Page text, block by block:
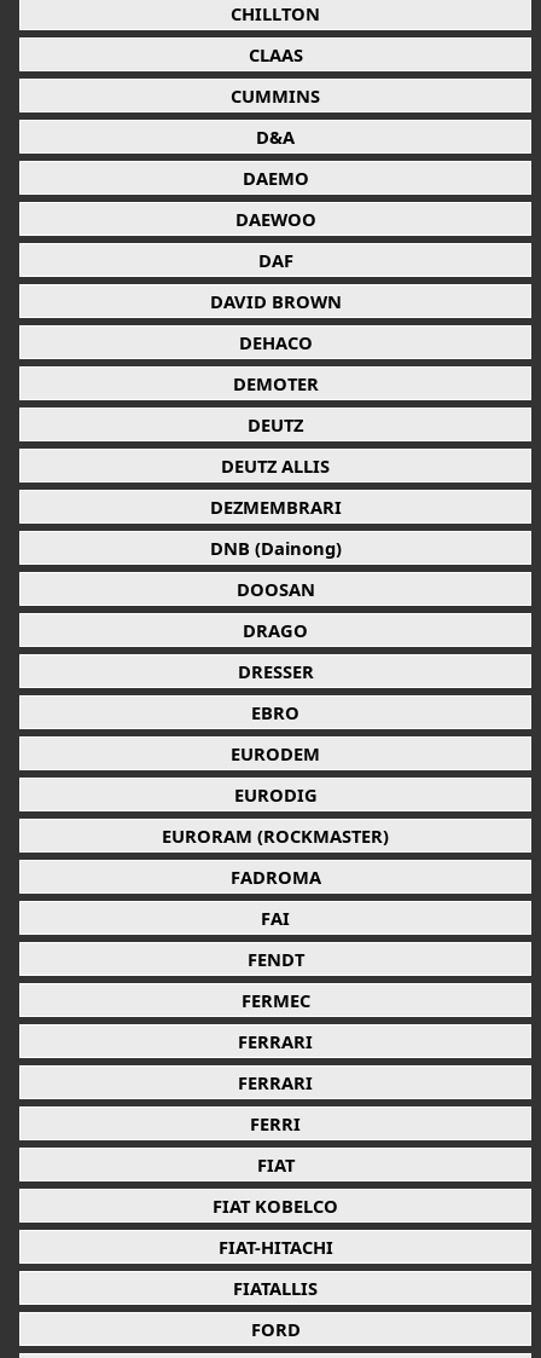
CHILLTON
CLAAS
CUMMINS
D&A
DAEMO
DAEWOO
DAF
DAVID BROWN
DEHACO
DEMOTER
DEUTZ
DEUTZ ALLIS
DEZMEMBRARI
DNB (Dainong)
DOOSAN
DRAGO
DRESSER
EBRO
EURODEM
EURODIG
EURORAM (ROCKMASTER)
FADROMA
FAI
FENDT
FERMEC
FERRARI
FERRARI
FERRI
FIAT
FIAT KOBELCO
FIAT-HITACHI
FIATALLIS
FORD